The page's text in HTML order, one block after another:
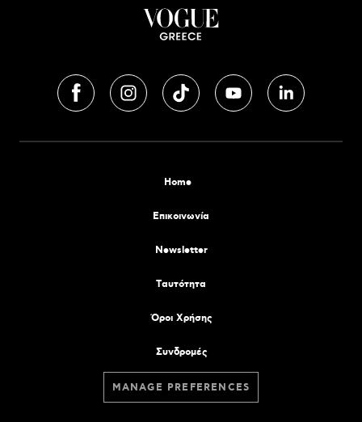
Home
Επικοινωνία
Newsletter
Tαυτότητα
Όροι Χρήσης
Συνδρομές
MANAGE PREFERENCES